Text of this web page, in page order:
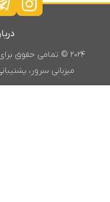
۲۰۲۴ © تمامی حقوق برای وب سایت مثبت خودرو محفوظ است.
میزبانی سرور،